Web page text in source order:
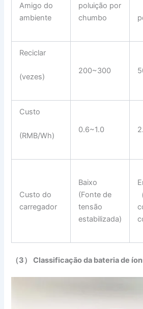
Amigo do
ambiente
poluição por
chumbo
Reciclar
(vezes)
200~300
Custo
(RMB/Wh)
0.6~1.0
Custo do
carregador
Baixo
(Fonte de
tensão
estabilizada)
（3） Classificação da bateria de